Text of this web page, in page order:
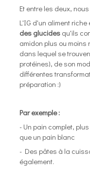
Et entre les deux,
L'IG d'un aliment
des glucides qu'ils
amidon plus ou moins
dans lequel se
protéines), de son
différentes
préparation :)
Par exemple :
- Un pain complet,
que un pain blanc
- Des pâtes à la
également.